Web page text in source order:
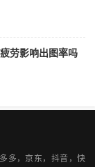
劳影响出图率吗
多，京东，抖音，快